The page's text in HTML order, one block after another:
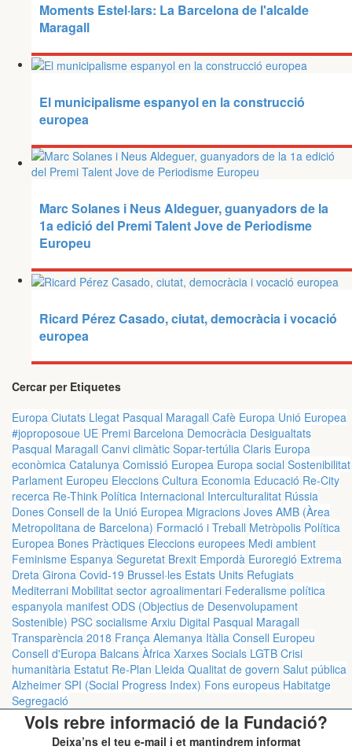
Moments Estel·lars: La Barcelona de l'alcalde
Maragall
El municipalisme espanyol en la construcció
europea
Marc Solanes i Neus Aldeguer, guanyadors de la
1a edició del Premi Talent Jove de Periodisme
Europeu
Ricard Pérez Casado, ciutat, democràcia i vocació
europea
Cercar per Etiquetes
Europa Ciutats Llegat Pasqual Maragall Cafè Europa Unió Europea
#joproposoue UE Premi Barcelona Democràcia Desigualtats
Pasqual Maragall Canvi climàtic Sopar-tertúlia Claris Europa
econòmica Catalunya Comissió Europea Europa social Sostenibilitat
Parlament Europeu Eleccions Cultura Economia Educació Re-City
recerca Re-Think Política Internacional Interculturalitat Rússia
Dones Consell de la Unió Europea Migracions Joves AMB (Àrea
Metropolitana de Barcelona) Formació i Treball Metròpolis Política
Europea Bones Pràctiques Eleccions europees Medi ambient
Feminisme Espanya Seguretat Brexit Empordà Euroregió Extrema
Dreta Girona Covid-19 Brussel·les Estats Units Refugiats
Mediterrani Mobilitat sector agroalimentari Federalisme política
espanyola manifest ODS (Objectius de Desenvolupament
Sostenible) PSC socialisme Arxiu Digital Pasqual Maragall
Transparència 2018 França Alemanya Itàlia Consell Europeu
Consell d'Europa Balcans Àfrica Xarxes Socials LGTB Crisi
humanitària Estatut Re-Plan Lleida Qualitat de govern Salut pública
Alzheimer SPI (Social Progress Index) Fons europeus Habitatge
Segregació
Vols rebre informació de la Fundació?
Deixa’ns el teu e-mail i et mantindrem informat